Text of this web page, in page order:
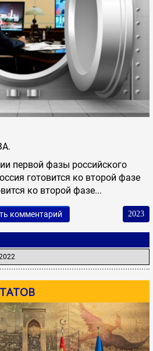
первой фазы российского
готовится ко второй фазе
ко второй фазе...
комментарий 2023